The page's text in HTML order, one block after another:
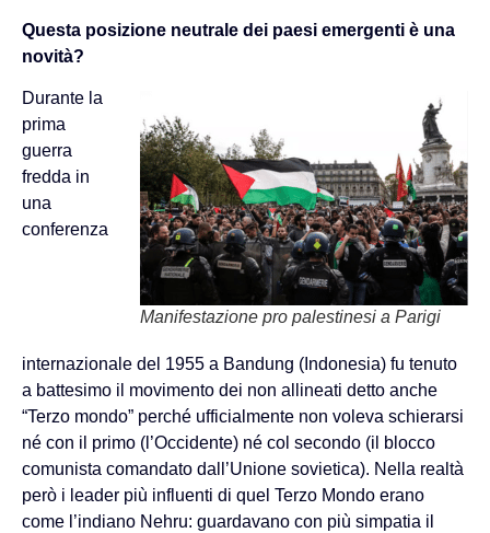
Questa posizione neutrale dei paesi emergenti è una
novità?
Manifestazione pro palestinesi a Parigi
Durante la
prima
guerra
fredda in
una
conferenza
internazionale del 1955 a Bandung (Indonesia) fu tenuto
a battesimo il movimento dei non allineati detto anche
“Terzo mondo” perché ufficialmente non voleva schierarsi
né con il primo (l’Occidente) né col secondo (il blocco
comunista comandato dall’Unione sovietica). Nella realtà
però i leader più influenti di quel Terzo Mondo erano
come l’indiano Nehru: guardavano con più simpatia il